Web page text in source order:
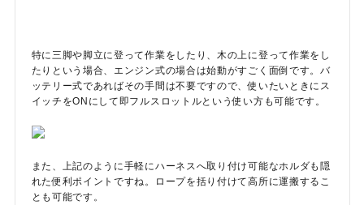
特に三脚や脚立に登って作業をしたり、木の上に登って作業をし
たりという場合、エンジン式の場合は始動がすごく面倒です。バ
ッテリー式であればその手間は不要ですので、使いたいときにス
イッチをONにして即フルスロットルという使い方も可能です。
また、上記のように手軽にハーネスへ取り付け可能なホルダも隠
れた便利ポイントですね。ロープを括り付けて高所に運搬するこ
とも可能です。